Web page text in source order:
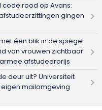
code rood op Avans:
gingen
één blik in de spiegel
van vrouwen zichtbaar
afstudeerprijs
deur uit? Universiteit
eigen mailomgeving